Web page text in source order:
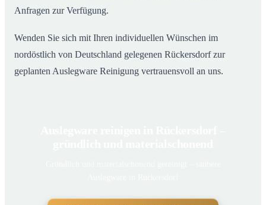
Anfragen zur Verfügung.
Wenden Sie sich mit Ihren individuellen Wünschen im
nordöstlich von Deutschland gelegenen Rückersdorf zur
geplanten Auslegware Reinigung vertrauensvoll an uns.